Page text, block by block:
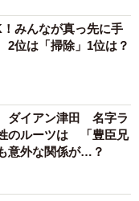
みんなが真っ先に手
位は「掃除」1位は？
ダイアン津田 名字ラ
のルーツは 「豊臣兄
意外な関係が…？